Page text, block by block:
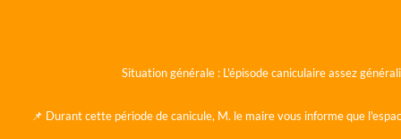
Situation générale : L'épisode caniculaire assez
📌 Durant cette période de canicule, M. le maire vous informe que